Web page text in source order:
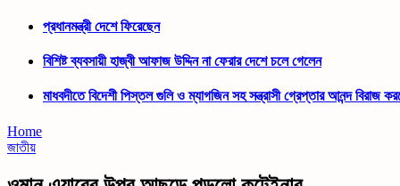
প্রধানমন্ত্রী দেশে ফিরেছেন
বিশিষ্ট ব্যবসায়ী হাজ্বী আফাজ উদ্দিন না ফেরার দেশে চলে গেলেন
মাধবদীতে বিদেশী পিস্তল গুলি ও ম্যাগজিন সহ সন্ত্রাসী গ্রেপ্তার আনন্দ বিরাজ
Home
জাতীয়